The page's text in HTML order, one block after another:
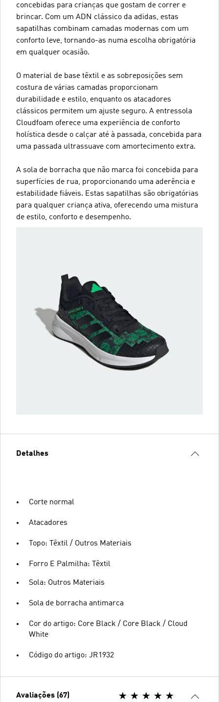
concebidas para crianças que gostam de correr e
brincar. Com um ADN clássico da adidas, estas
sapatilhas combinam camadas modernas com um
conforto leve, tornando-as numa escolha obrigatória
em qualquer ocasião.
O material de base têxtil e as sobreposições sem
costura de várias camadas proporcionam
durabilidade e estilo, enquanto os atacadores
clássicos permitem um ajuste seguro. A entressola
Cloudfoam oferece uma experiência de conforto
holística desde o calçar até à passada, concebida para
uma passada ultrassuave com amortecimento extra.
A sola de borracha que não marca foi concebida para
superfícies de rua, proporcionando uma aderência e
estabilidade fiáveis. Estas sapatilhas são obrigatórias
para qualquer criança ativa, oferecendo uma mistura
de estilo, conforto e desempenho.
Detalhes
Corte normal
Atacadores
Topo: Têxtil / Outros Materiais
Forro E Palmilha: Têxtil
Sola: Outros Materiais
Sola de borracha antimarca
Cor do artigo: Core Black / Core Black / Cloud
White
Código do artigo: JR1932
Avaliações (67)